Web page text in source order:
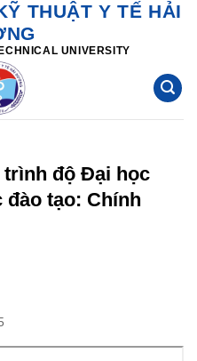
THUẬT Y TẾ HẢI
UNIVERSITY
độ Đại học
đào tạo: Chính